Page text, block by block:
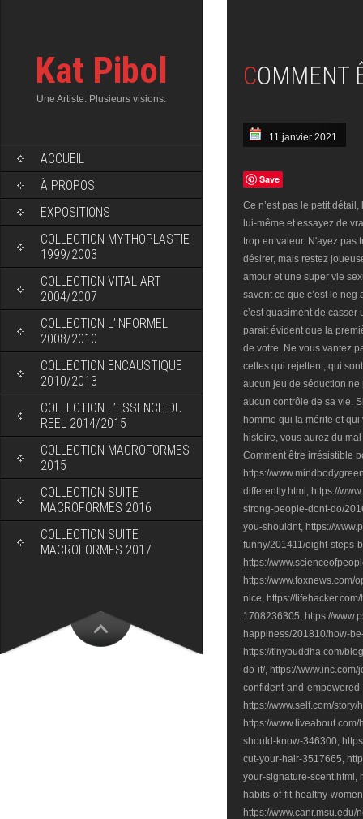
Kat Pibol
Une Artiste. Plusieurs visions.
ACCUEIL
À PROPOS
EXPOSITIONS
COLLECTION MYTHOPLASTIE
1999/2003
COLLECTION VITAL ART
2004/2007
COLLECTION L’INFORMEL
2008/2010
COLLECTION ENCAUSTIQUE
2010/2013
COLLECTION L’ESSENCE DU
REEL 2014/2015
COLLECTION MACROFORMES
2015
COLLECTION SUITE
MACROFORMES 2016
COLLECTION SUITE
MACROFORMES 2017
11 janvier 2021
Save
Ce n’est pas le petit
lui-même et essayez de
trop en valeur. N'ayez pas
désirer, mais restez
amour et une super vie
savent ce que c’est le
c’est quasiment de
parait évident que la
de votre. Ne vous vantez
celles qui rejettent, qui
aucun jeu de séduction ne
aucun contrôle de sa vie.
homme qui la mérite et
histoire, vous aurez du
Comment être irrésistible
https://
differently.html, https://
strong-people-dont-do/
you-shouldnt, https://
funny/201411/eight-steps-
https://
https://www.foxnews.com/
nice, https://
1708236305, https://
happiness/201810/how-
https://tinybuddha.com/
do-it/, https://
confident-and-
https://www.self.com/
https://
should-know-346300,
cut-your-hair-3517665,
your-signature-scent.html,
habits-of-fit-healthy-
https://